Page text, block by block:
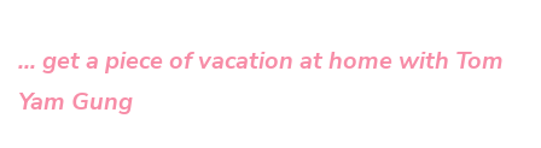
… get a piece of vacation at home with Tom
Yam Gung